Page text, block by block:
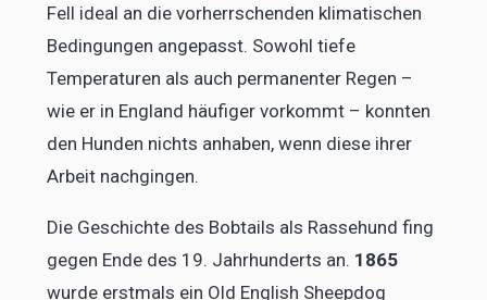
Fell ideal an die vorherrschenden klimatischen
Bedingungen angepasst. Sowohl tiefe
Temperaturen als auch permanenter Regen –
wie er in England häufiger vorkommt – konnten
den Hunden nichts anhaben, wenn diese ihrer
Arbeit nachgingen.
Die Geschichte des Bobtails als Rassehund fing
gegen Ende des 19. Jahrhunderts an. 1865
wurde erstmals ein Old English Sheepdog